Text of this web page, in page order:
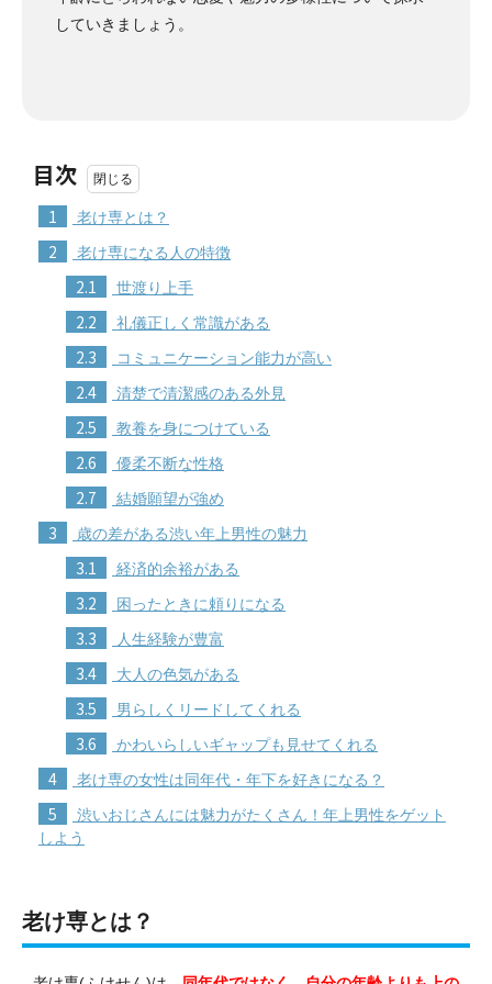
していきましょう。
目次
1 老け専とは？
2 老け専になる人の特徴
2.1 世渡り上手
2.2 礼儀正しく常識がある
2.3 コミュニケーション能力が高い
2.4 清楚で清潔感のある外見
2.5 教養を身につけている
2.6 優柔不断な性格
2.7 結婚願望が強め
3 歳の差がある渋い年上男性の魅力
3.1 経済的余裕がある
3.2 困ったときに頼りになる
3.3 人生経験が豊富
3.4 大人の色気がある
3.5 男らしくリードしてくれる
3.6 かわいらしいギャップも見せてくれる
4 老け専の女性は同年代・年下を好きになる？
5
渋いおじさんには魅力がたくさん！年上男性をゲット
しよう
老け専とは？